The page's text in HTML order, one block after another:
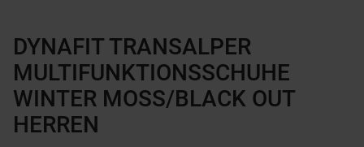
DYNAFIT TRANSALPER
MULTIFUNKTIONSSCHUHE
WINTER MOSS/BLACK OUT
HERREN